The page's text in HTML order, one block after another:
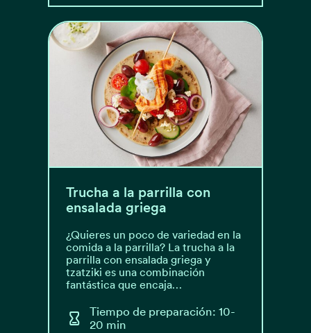
Trucha a la parrilla con
ensalada griega
¿Quieres un poco de variedad en la
comida a la parrilla? La trucha a la
parrilla con ensalada griega y
tzatziki es una combinación
fantástica que encaja…
Tiempo de preparación: 10-
20 min